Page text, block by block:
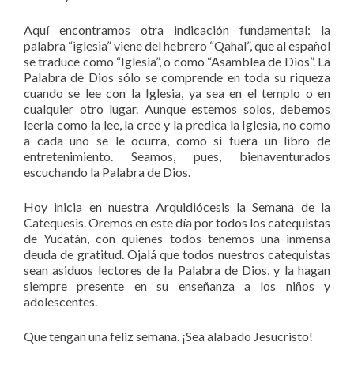
Aquí encontramos otra indicación fundamental: la
palabra “iglesia” viene del hebrero “Qahal”, que al español
se traduce como “Iglesia”, o como “Asamblea de Dios”. La
Palabra de Dios sólo se comprende en toda su riqueza
cuando se lee con la Iglesia, ya sea en el templo o en
cualquier otro lugar. Aunque estemos solos, debemos
leerla como la lee, la cree y la predica la Iglesia, no como
a cada uno se le ocurra, como si fuera un libro de
entretenimiento. Seamos, pues, bienaventurados
escuchando la Palabra de Dios.
Hoy inicia en nuestra Arquidiócesis la Semana de la
Catequesis. Oremos en este día por todos los catequistas
de Yucatán, con quienes todos tenemos una inmensa
deuda de gratitud. Ojalá que todos nuestros catequistas
sean asiduos lectores de la Palabra de Dios, y la hagan
siempre presente en su enseñanza a los niños y
adolescentes.
Que tengan una feliz semana. ¡Sea alabado Jesucristo!